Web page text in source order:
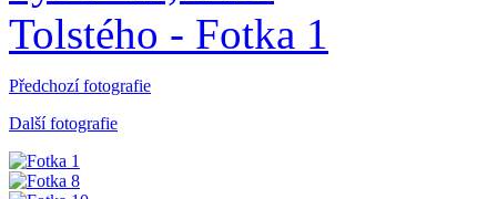
Předchozí fotografie
Další fotografie